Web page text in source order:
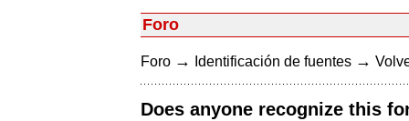
Foro
Foro → Identificación de fuentes →
Does anyone recognize this